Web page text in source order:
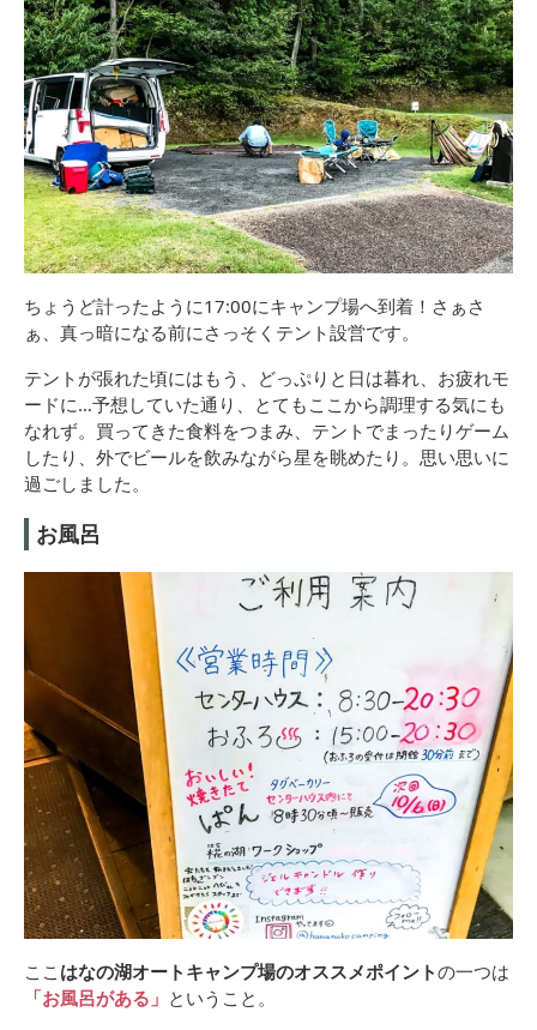
ちょうど計ったように17:00にキャンプ場へ到着！さぁさ
ぁ、真っ暗になる前にさっそくテント設営です。
テントが張れた頃にはもう、どっぷりと日は暮れ、お疲れモ
ードに…予想していた通り、とてもここから調理する気にも
なれず。買ってきた食料をつまみ、テントでまったりゲーム
したり、外でビールを飲みながら星を眺めたり。思い思いに
過ごしました。
お風呂
ここ はなの湖オートキャンプ場のオススメポイントの一つは
「お風呂がある」 ということ。